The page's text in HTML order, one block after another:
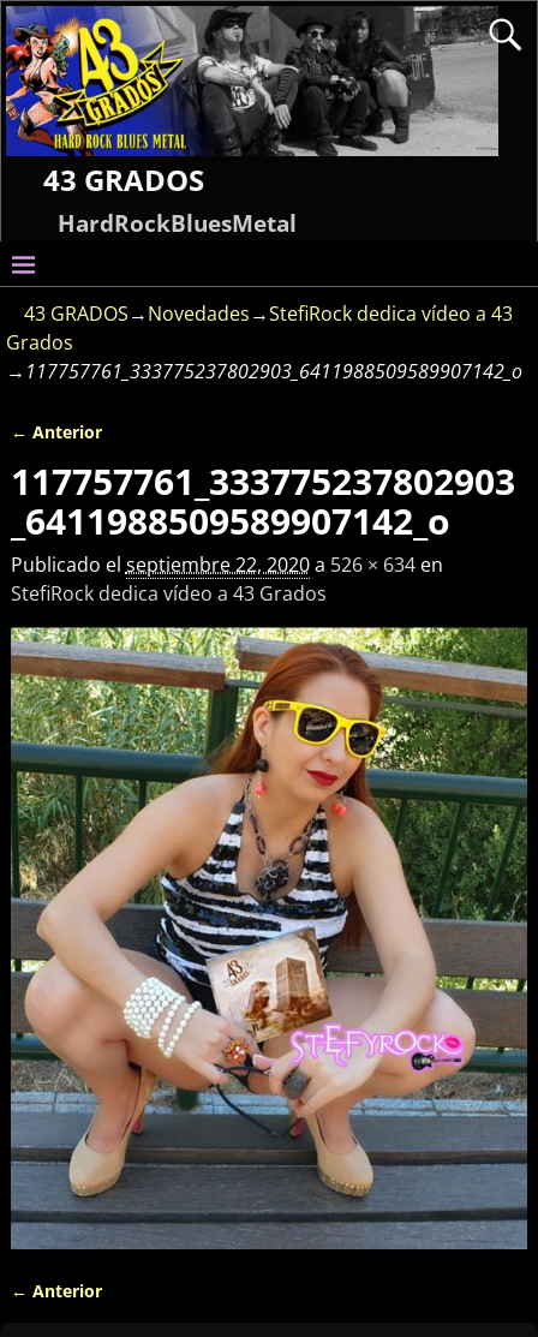
43 GRADOS
HardRockBluesMetal
43 GRADOS→Novedades→StefiRock dedica vídeo a 43
Grados
→ 117757761_333775237802903_6411988509589907142_o
← Anterior
117757761_333775237802903
_6411988509589907142_o
Publicado el septiembre 22, 2020a 526 × 634en
StefiRock dedica vídeo a 43 Grados
← Anterior